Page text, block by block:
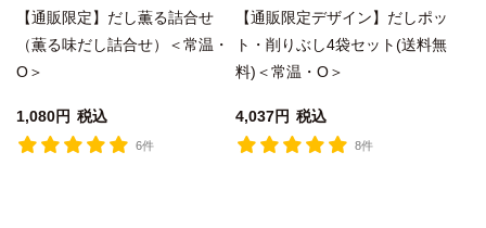
【通販限定】だし薫る詰合せ
（薫る味だし詰合せ）＜常温・
O＞
1,080 税込
6件
【通販限定デザイン】だしポッ
ト・削りぶし4袋セット(送料無
料)＜常温・O＞
4,037 税込
8件